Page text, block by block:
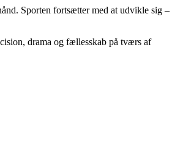
Sporten fortsætter med at udvikle sig –
drama og fællesskab på tværs af